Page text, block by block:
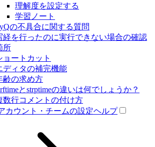
理解度を設定する
学習ノート
の不具合に関する質問
経を行ったのに実行できない場合の確認
所
ョートカット
ディタの補完機能
齢の求め方
とstrptimeの違いは何でしょうか？
数行コメントの付け方
カウント・チームの設定ヘルプ